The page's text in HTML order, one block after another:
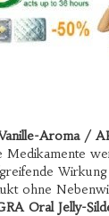
Aroma /
ohne
Oral Jelly-